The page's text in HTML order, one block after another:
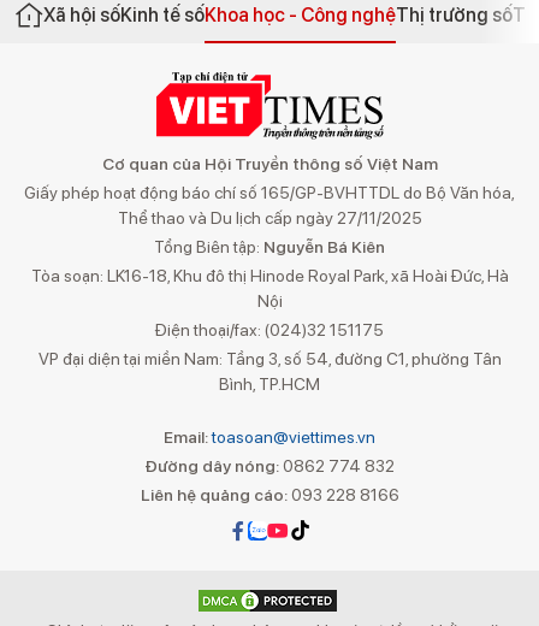
Xã hội sốKinh tế sốKhoa học - Công nghệThị trường số
Cơ quan của Hội Truyền thông số Việt Nam
Giấy phép hoạt động báo chí số 165/GP-BVHTTDL do Bộ Văn hóa,
Thể thao và Du lịch cấp ngày 27/11/2025
Tổng Biên tập: Nguyễn Bá Kiên
Tòa soạn: LK16-18, Khu đô thị Hinode Royal Park, xã Hoài Đức, Hà
Nội
Điện thoại/fax: (024)32 151175
VP đại diện tại miền Nam: Tầng 3, số 54, đường C1, phường Tân
Bình, TP.HCM
Email:toasoan@viettimes.vn
Đường dây nóng: 0862 774 832
Liên hệ quảng cáo:093 228 8166